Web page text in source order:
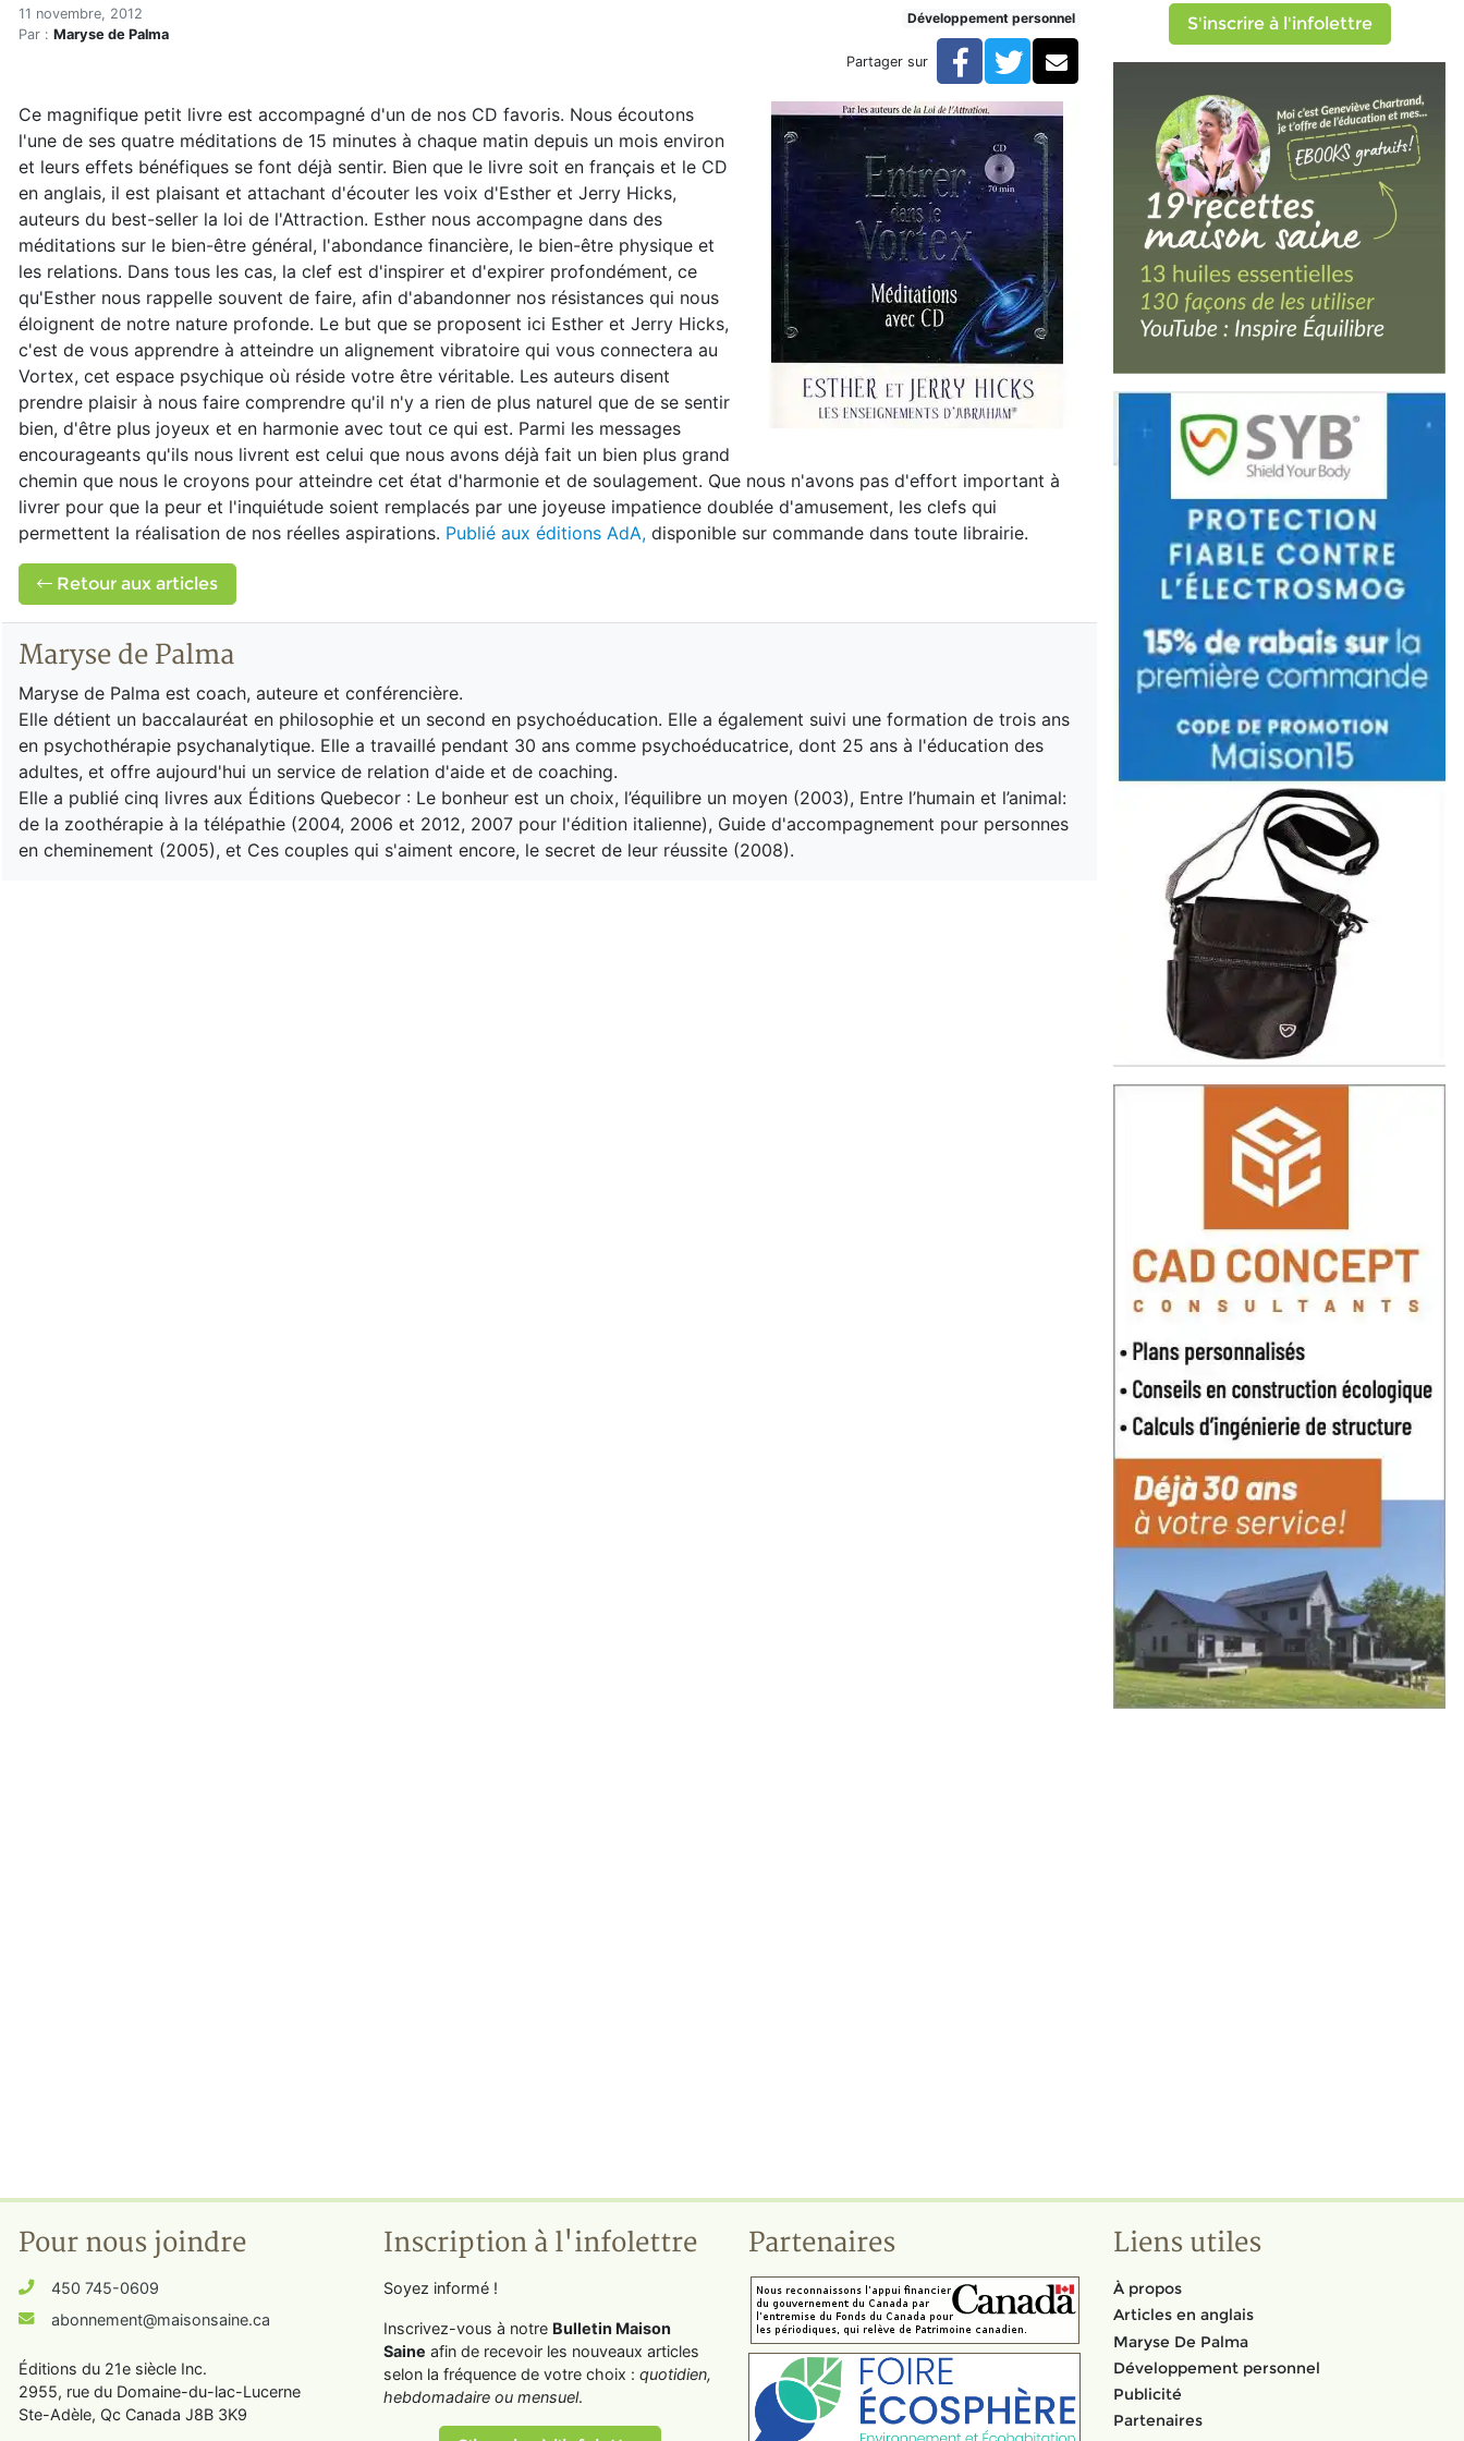
Accueil
Articles
Entrer dans le Vortex
11 novembre, 2012
Par : Maryse de Palma
Développement personnel
Partager sur Facebook
TwitterCourriel
Ce magnifique petit livre est accompagné d'un de nos CD favoris. Nous écoutons
l'une de ses quatre méditations de 15 minutes à chaque matin depuis un mois environ
et leurs effets bénéfiques se font déjà sentir. Bien que le livre soit en français et le CD
en anglais, il est plaisant et attachant d'écouter les voix d'Esther et Jerry Hicks,
auteurs du best-seller la loi de l'Attraction. Esther nous accompagne dans des
méditations sur le bien-être général, l'abondance financière, le bien-être physique et
les relations. Dans tous les cas, la clef est d'inspirer et d'expirer profondément, ce
qu'Esther nous rappelle souvent de faire, afin d'abandonner nos résistances qui nous
éloignent de notre nature profonde. Le but que se proposent ici Esther et Jerry Hicks,
c'est de vous apprendre à atteindre un alignement vibratoire qui vous connectera au
Vortex, cet espace psychique où réside votre être véritable. Les auteurs disent
prendre plaisir à nous faire comprendre qu'il n'y a rien de plus naturel que de se sentir
bien, d'être plus joyeux et en harmonie avec tout ce qui est. Parmi les messages
encourageants qu'ils nous livrent est celui que nous avons déjà fait un bien plus grand
chemin que nous le croyons pour atteindre cet état d'harmonie et de soulagement. Que nous n'avons pas d'effort important à
livrer pour que la peur et l'inquiétude soient remplacés par une joyeuse impatience doublée d'amusement, les clefs qui
permettent la réalisation de nos réelles aspirations. Publié aux éditions AdA, disponible sur commande dans toute librairie.
Retour aux articles
Maryse de Palma
Maryse de Palma est coach, auteure et conférencière.
Elle détient un baccalauréat en philosophie et un second en psychoéducation. Elle a également suivi une formation de trois ans
en psychothérapie psychanalytique. Elle a travaillé pendant 30 ans comme psychoéducatrice, dont 25 ans à l'éducation des
adultes, et offre aujourd'hui un service de relation d'aide et de coaching.
Elle a publié cinq livres aux Éditions Quebecor : Le bonheur est un choix, l’équilibre un moyen (2003), Entre l’humain et l’animal:
de la zoothérapie à la télépathie (2004, 2006 et 2012, 2007 pour l'édition italienne), Guide d'accompagnement pour personnes
en cheminement (2005), et Ces couples qui s'aiment encore, le secret de leur réussite (2008).
S'inscrire à l'infolettre
Pour nous joindre
450 745-0609
abonnement@maisonsaine.ca
Éditions du 21e siècle Inc.
2955, rue du Domaine-du-lac-Lucerne
Ste-Adèle, Qc Canada J8B 3K9
Inscription à l'infolettre
Soyez informé !
Inscrivez-vous à notre Bulletin Maison
Saine afin de recevoir les nouveaux articles
selon la fréquence de votre choix : quotidien,
hebdomadaire ou mensuel.
Partenaires Liens utiles
À propos
Articles en anglais
Maryse De Palma
Développement personnel
Publicité
Partenaires